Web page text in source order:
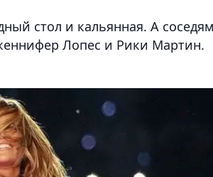
стол и кальянная. А
Лопес и Рики Мартин.